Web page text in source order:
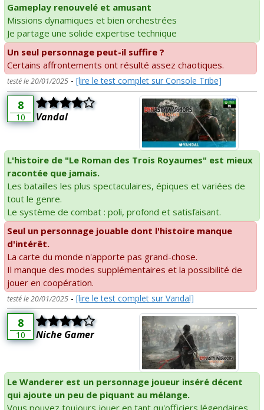
Gameplay renouvelé et amusant
Missions dynamiques et bien orchestrées
Je partage une solide expertise technique
Un seul personnage peut-il suffire ?
Certains affrontements ont résulté assez chaotiques.
testé le 20/01/2025 - [lire le test complet sur Console Tribe]
8
10 Vandal
L'histoire de "Le Roman des Trois Royaumes" est mieux
racontée que jamais.
Les batailles les plus spectaculaires, épiques et variées de
tout le genre.
Le système de combat : poli, profond et satisfaisant.
Seul un personnage jouable dont l'histoire manque
d'intérêt.
La carte du monde n'apporte pas grand-chose.
Il manque des modes supplémentaires et la possibilité de
jouer en coopération.
testé le 20/01/2025 - [lire le test complet sur Vandal]
8
10 Niche Gamer
Le Wanderer est un personnage joueur inséré décent
qui ajoute un peu de piquant au mélange.
Vous pouvez toujours jouer en tant qu'officiers légendaires